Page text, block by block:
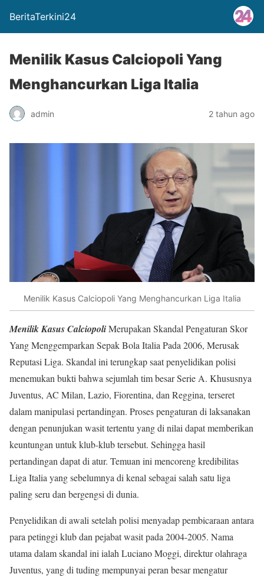
BeritaTerkini24
Menilik Kasus Calciopoli Yang
Menghancurkan Liga Italia
admin 2 tahun ago
Menilik Kasus Calciopoli Yang Menghancurkan Liga Italia
Menilik Kasus CalciopoliMerupakan Skandal Pengaturan Skor
Yang Menggemparkan Sepak Bola Italia Pada 2006, Merusak
Reputasi Liga. Skandal ini terungkap saat penyelidikan polisi
menemukan bukti bahwa sejumlah tim besar Serie A. Khususnya
Juventus, AC Milan, Lazio, Fiorentina, dan Reggina, terseret
dalam manipulasi pertandingan. Proses pengaturan di laksanakan
dengan penunjukan wasit tertentu yang di nilai dapat memberikan
keuntungan untuk klub-klub tersebut. Sehingga hasil
pertandingan dapat di atur. Temuan ini mencoreng kredibilitas
Liga Italia yang sebelumnya di kenal sebagai salah satu liga
paling seru dan bergengsi di dunia.
Penyelidikan di awali setelah polisi menyadap pembicaraan antara
para petinggi klub dan pejabat wasit pada 2004-2005. Nama
utama dalam skandal ini ialah Luciano Moggi, direktur olahraga
Juventus, yang di tuding mempunyai peran besar mengatur